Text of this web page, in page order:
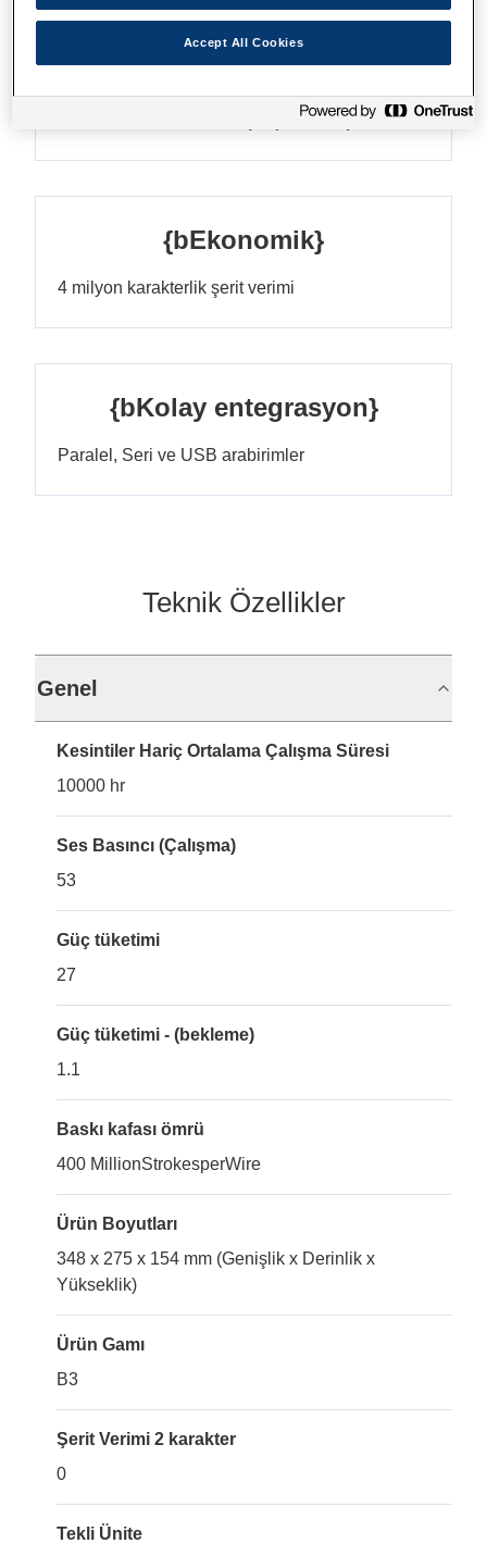
{bEnerji verimliliği}
1,1 W beklemede, 27 W çalışırken güç tüketimi
{bEkonomik}
4 milyon karakterlik şerit verimi
{bKolay entegrasyon}
Paralel, Seri ve USB arabirimler
Teknik Özellikler
Genel
Kesintiler Hariç Ortalama Çalışma Süresi
10000 hr
Ses Basıncı (Çalışma)
53
Güç tüketimi
27
Güç tüketimi - (bekleme)
1.1
Baskı kafası ömrü
400 MillionStrokesperWire
Ürün Boyutları
348 x 275 x 154 mm (Genişlik x Derinlik x
Yükseklik)
Ürün Gamı
B3
Şerit Verimi 2 karakter
0
Tekli Ünite
Accept All Cookies